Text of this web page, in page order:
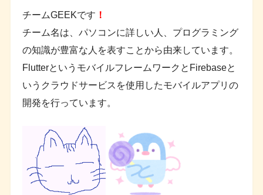
チームGEEKです ！
チーム名は、パソコンに詳しい人、プログラミング
の知識が豊富な人を表すことから由来しています。
FlutterというモバイルフレームワークとFirebaseと
いうクラウドサービスを使用したモバイルアプリの
開発を行っています。